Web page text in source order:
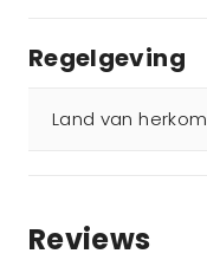
Regelgeving
Land van
Reviews